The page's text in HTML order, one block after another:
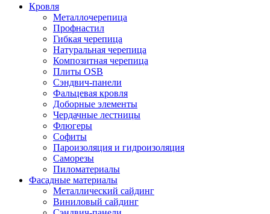
Кровля
Металлочерепица
Профнастил
Гибкая черепица
Натуральная черепица
Композитная черепица
Плиты OSB
Сэндвич-панели
Фальцевая кровля
Доборные элементы
Чердачные лестницы
Флюгеры
Софиты
Пароизоляция и гидроизоляция
Саморезы
Пиломатериалы
Фасадные материалы
Металлический сайдинг
Виниловый сайдинг